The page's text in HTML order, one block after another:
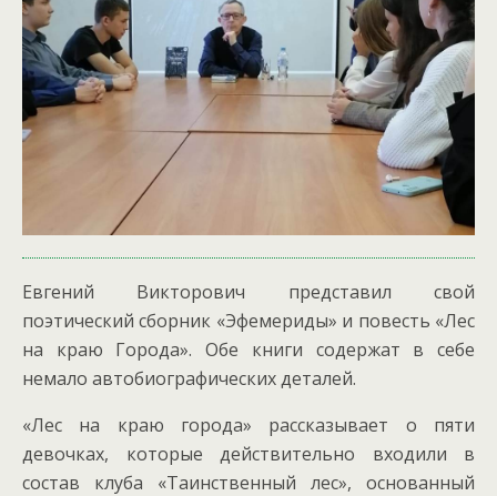
Евгений Викторович представил свой
поэтический сборник «Эфемериды» и повесть «Лес
на краю Города». Обе книги содержат в себе
немало автобиографических деталей.
«Лес на краю города» рассказывает о пяти
девочках, которые действительно входили в
состав клуба «Таинственный лес», основанный